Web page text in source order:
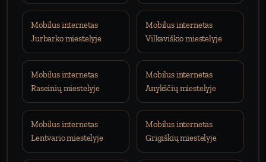
Mobilus internetas
Jurbarko miestelyje
Mobilus internetas
Vilkaviškio miestelyje
Mobilus internetas
Raseinių miestelyje
Mobilus internetas
Anykščių miestelyje
Mobilus internetas
Lentvario miestelyje
Mobilus internetas
Grigiškių miestelyje